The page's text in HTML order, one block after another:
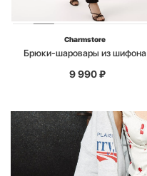
Charmstore
Брюки-шаровары из шифона
9 990₽